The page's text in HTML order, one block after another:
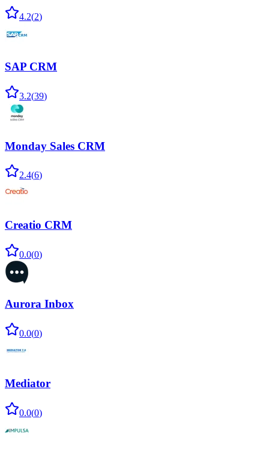
4.2(2)
SAP CRM
3.2(39)
Monday Sales CRM
2.4(6)
Creatio CRM
0.0(0)
Aurora Inbox
0.0(0)
Mediator
0.0(0)